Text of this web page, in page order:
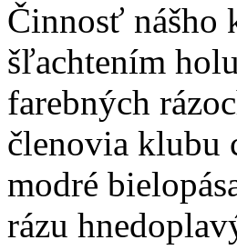
Činnosť nášho
šľachtením
farebných
členovia klubu
modré
rázu